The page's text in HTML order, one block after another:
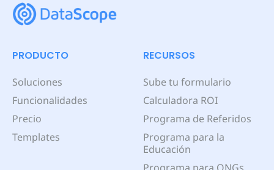
PRODUCTO
Soluciones
Funcionalidades
Precio
Templates
RECURSOS
Sube tu formulario
Calculadora ROI
Programa de Referidos
Programa para la
Educación